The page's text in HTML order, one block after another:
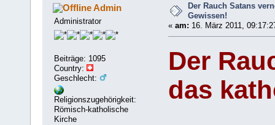
Admin
Administrator
Beiträge: 1095
Country:
Geschlecht:
Religionszugehörigkeit:
Römisch-katholische
Kirche
Der Rauch Satans
Gewissen!
« am: 16. März 2011,
Der
das